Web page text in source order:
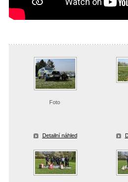
Foto
Detailní náhled